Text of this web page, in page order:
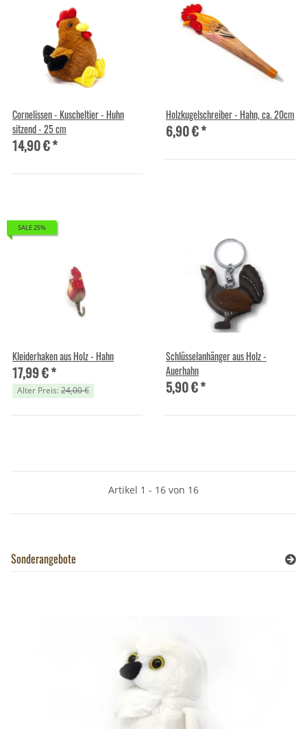
Cornelissen - Kuscheltier - Huhn
sitzend - 25 cm
14,90 €*
Holzkugelschreiber - Hahn, ca. 20cm
6,90 €*
SALE 25%
Kleiderhaken aus Holz - Hahn
17,99 €*
Alter Preis: 24,00 €
Schlüsselanhänger aus Holz -
Auerhahn
5,90 €*
Artikel 1 - 16 von 16
Sonderangebote